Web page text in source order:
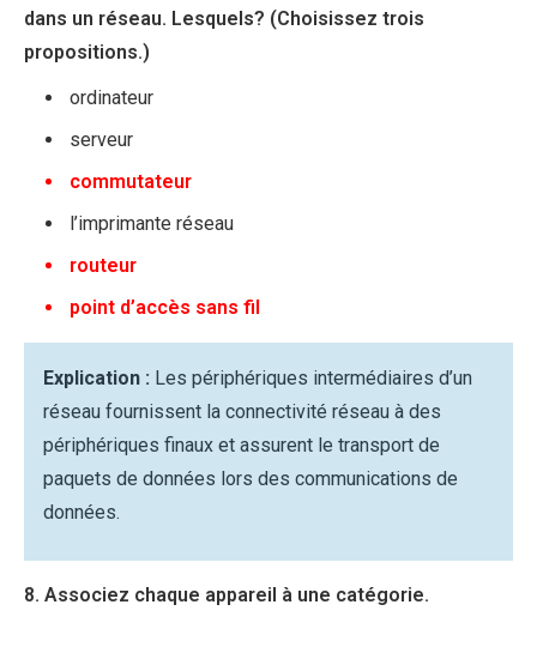
dans un réseau. Lesquels? (Choisissez trois
propositions.)
ordinateur
serveur
commutateur
l’imprimante réseau
routeur
point d’accès sans fil
Explication : Les périphériques intermédiaires d’un
réseau fournissent la connectivité réseau à des
périphériques finaux et assurent le transport de
paquets de données lors des communications de
données.
8. Associez chaque appareil à une catégorie.